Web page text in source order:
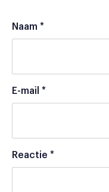
Naam *
E-mail *
Reactie *